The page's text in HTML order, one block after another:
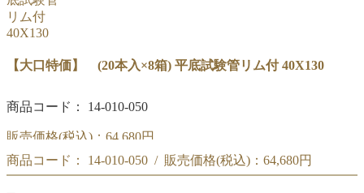
【大口特価】 (20本入×8箱) 平底試験管リム付 40X130
商品コード： 14-010-050
販売価格(税込)： 64,680円
【大量特価】 (20本入×8箱) 平底試験管リム付 40X130
商品コード： 14-010-050 / 販売価格(税込)： 64,680円